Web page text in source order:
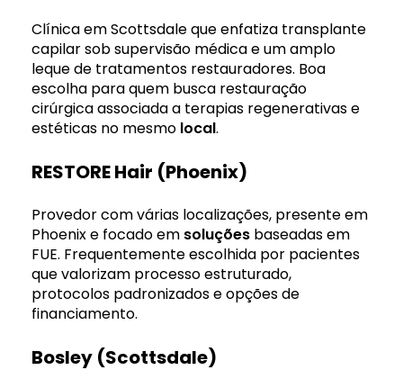
Clínica em Scottsdale que enfatiza transplante
capilar sob supervisão médica e um amplo
leque de tratamentos restauradores. Boa
escolha para quem busca restauração
cirúrgica associada a terapias regenerativas e
estéticas no mesmo local.
RESTORE Hair (Phoenix)
Provedor com várias localizações, presente em
Phoenix e focado em soluções baseadas em
FUE. Frequentemente escolhida por pacientes
que valorizam processo estruturado,
protocolos padronizados e opções de
financiamento.
Bosley (Scottsdale)